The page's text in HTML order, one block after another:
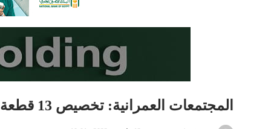
المجتمعات العمرانية: تخصيص 13 قطعة أرض في7 مدن جديدة لإقامة أنشطة متنوعة